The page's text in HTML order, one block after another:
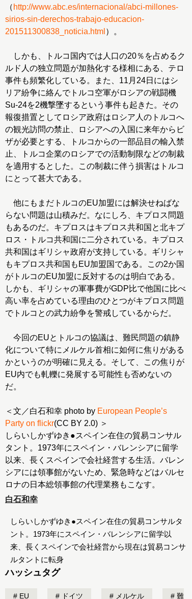
（ http://www.abc.es/internacional/abci-millones-
sirios-sin-derechos-trabajo-educacion-
201511300838_noticia.html ）。
しかも、トルコ国内では人口の20％を占めるク
ルド人の独立問題が加熱化する様相にある、テロ
事件も頻繁化している。また、11月24日にはシ
リア紛争に絡んでトルコ空軍がロシアの戦闘機
Su-24を2機撃墜するという事件も起きた。その
報復措置としてロシア政府はロシア人のトルコへ
の観光訪問の禁止、ロシアへの入国に来年からビ
ザが必要とする、トルコからの一部品目の輸入禁
止、トルコ企業のロシアでの活動制限などの制裁
を適用するとした。この制裁に伴う損害はトルコ
にとって甚大である。
他にもまだトルコのEU加盟には解決せねばな
らない問題は山積みだ。なにしろ、キプロス問題
もあるのだ。キプロスはキプロス共和国と北キプ
ロス・トルコ共和国に二分されている。キプロス
共和国はギリシャ政府が支持している。ギリシャ
もキプロス共和国もEU加盟国である。この2か国
がトルコのEU加盟に反対するのは明白である。
しかも、ギリシャの軍事費がGDP比で他国に比べ
高い率を占めている理由のひとつがキプロス問題
でトルコとの武力紛争を警戒しているからだ。
今回のEUとトルコの協議は、難民問題の鎮静
化について特にメルケル首相に如何に焦りがある
かというのが明確に見える。そして、この焦りが
EU内でも軋轢に発展する可能性も否めないの
だ。
＜文／白石和幸 photo by European People’s
Party on flickr(CC BY 2.0) ＞
しらいしかずゆき●スペイン在住の貿易コンサル
タント。1973年にスペイン・バレンシアに留学
以来、長くスペインで会社経営する生活。バレン
シアには領事館がないため、緊急時などはバルセ
ロナの日本総領事館の代理業務もこなす。
白石和幸
しらいしかずゆき●スペイン在住の貿易コンサルタ
ント。1973年にスペイン・バレンシアに留学以
来、長くスペインで会社経営から現在は貿易コンサ
ルタントに転身
ハッシュタグ
EU ドイツ メルケル 難